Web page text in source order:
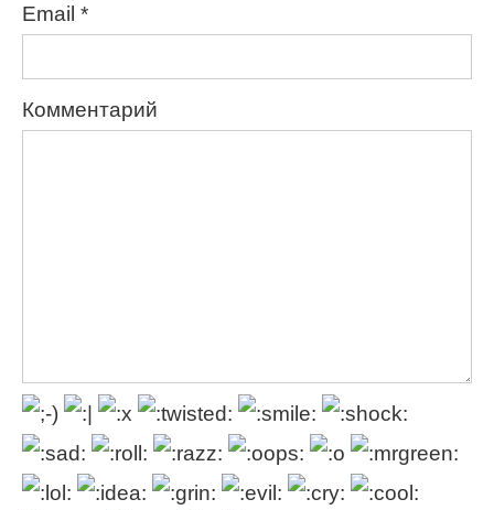
Email *
Комментарий